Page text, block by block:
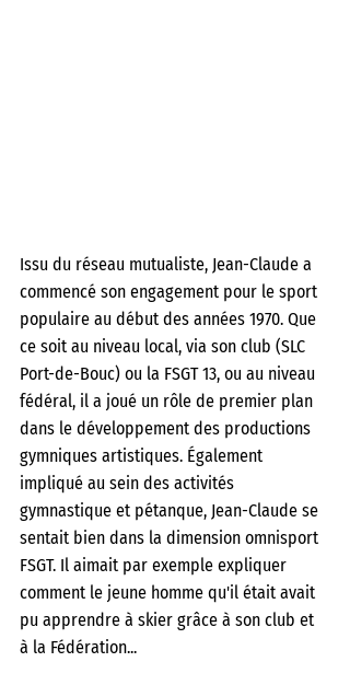
Issu du réseau mutualiste, Jean-Claude a
commencé son engagement pour le sport
populaire au début des années 1970. Que
ce soit au niveau local, via son club (SLC
Port-de-Bouc) ou la FSGT 13, ou au niveau
fédéral, il a joué un rôle de premier plan
dans le développement des productions
gymniques artistiques. Également
impliqué au sein des activités
gymnastique et pétanque, Jean-Claude se
sentait bien dans la dimension omnisport
FSGT. Il aimait par exemple expliquer
comment le jeune homme qu'il était avait
pu apprendre à skier grâce à son club et
à la Fédération...